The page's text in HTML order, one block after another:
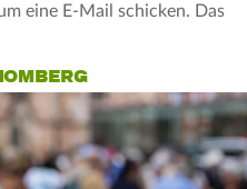
eine E-Mail schicken. Das